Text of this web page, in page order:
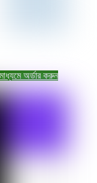
অর্ডার করুন